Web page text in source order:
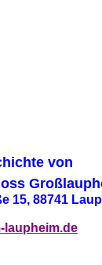
von
15, 88741
laupheim.de